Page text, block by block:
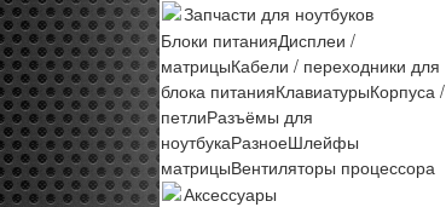
Запчасти для ноутбуков
Блоки питанияДисплеи /
матрицыКабели / переходники для
блока питанияКлавиатурыКорпуса /
петлиРазъёмы для
ноутбукаРазноеШлейфы
матрицыВентиляторы процессора
Аксессуары